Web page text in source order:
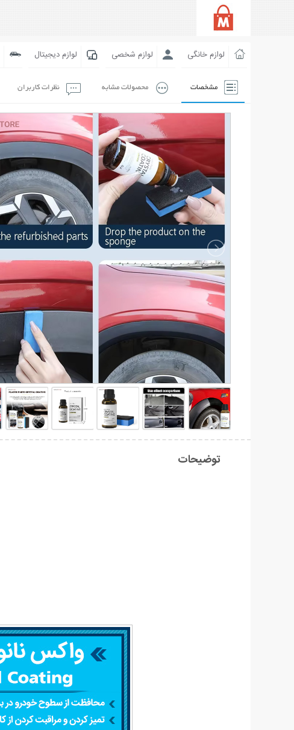
لوازم خانگی لوازم شخصی لوازم دیجیتال
مشخصات محصولات مشابه نظرات کاربران
توضیحات